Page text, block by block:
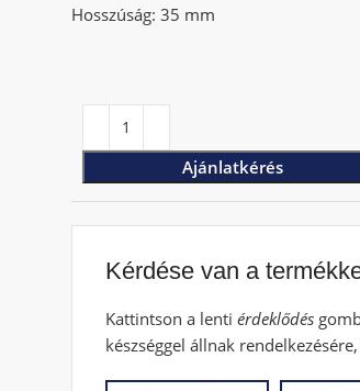
Hosszúság: 35 mm
Ajánlatkérés
Kérdése van a
Kattintson a lenti érdeklődés
készséggel állnak